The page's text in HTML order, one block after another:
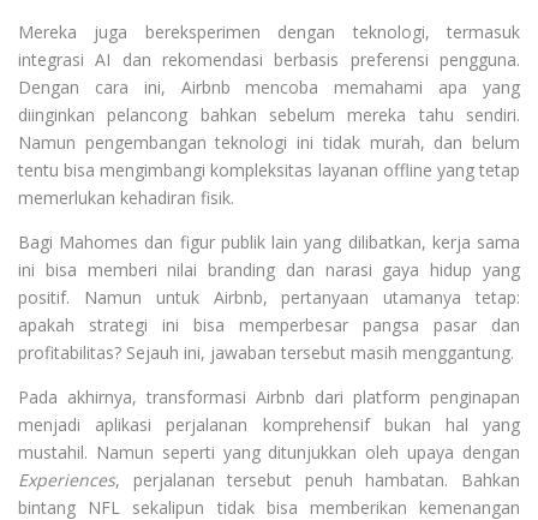
Mereka juga bereksperimen dengan teknologi, termasuk
integrasi AI dan rekomendasi berbasis preferensi pengguna.
Dengan cara ini, Airbnb mencoba memahami apa yang
diinginkan pelancong bahkan sebelum mereka tahu sendiri.
Namun pengembangan teknologi ini tidak murah, dan belum
tentu bisa mengimbangi kompleksitas layanan offline yang tetap
memerlukan kehadiran fisik.
Bagi Mahomes dan figur publik lain yang dilibatkan, kerja sama
ini bisa memberi nilai branding dan narasi gaya hidup yang
positif. Namun untuk Airbnb, pertanyaan utamanya tetap:
apakah strategi ini bisa memperbesar pangsa pasar dan
profitabilitas? Sejauh ini, jawaban tersebut masih menggantung.
Pada akhirnya, transformasi Airbnb dari platform penginapan
menjadi aplikasi perjalanan komprehensif bukan hal yang
mustahil. Namun seperti yang ditunjukkan oleh upaya dengan
Experiences, perjalanan tersebut penuh hambatan. Bahkan
bintang NFL sekalipun tidak bisa memberikan kemenangan